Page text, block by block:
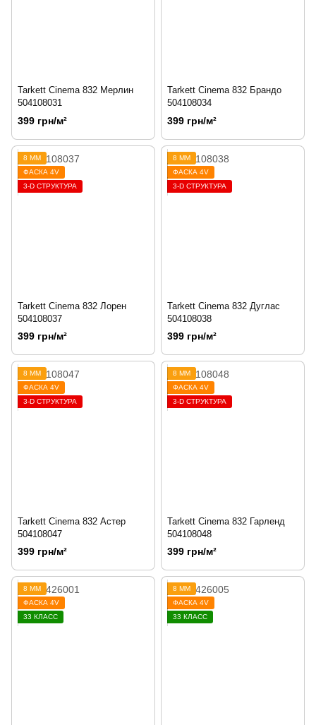
Tarkett Cinema 832 Мерлин
504108031
399 грн/м²
Tarkett Cinema 832 Брандо
504108034
399 грн/м²
8 ММ
ФАСКА 4V
3-D СТРУКТУРА
Tarkett Cinema 832 Лорен
504108037
399 грн/м²
8 ММ
ФАСКА 4V
3-D СТРУКТУРА
Tarkett Cinema 832 Дуглас
504108038
399 грн/м²
8 ММ
ФАСКА 4V
3-D СТРУКТУРА
Tarkett Cinema 832 Астер
504108047
399 грн/м²
8 ММ
ФАСКА 4V
3-D СТРУКТУРА
Tarkett Cinema 832 Гарленд
504108048
399 грн/м²
8 ММ
ФАСКА 4V
33 КЛАСС
8 ММ
ФАСКА 4V
33 КЛАСС